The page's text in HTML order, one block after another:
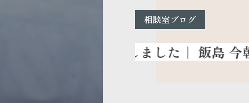
相談室ブログ